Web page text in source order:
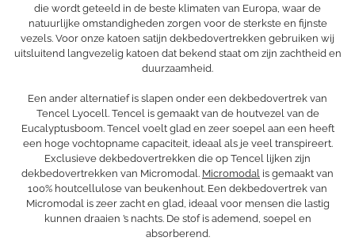
die wordt geteeld in de beste klimaten van Europa, waar de
natuurlijke omstandigheden zorgen voor de sterkste en fijnste
vezels. Voor onze katoen satijn dekbedovertrekken gebruiken wij
uitsluitend langvezelig katoen dat bekend staat om zijn zachtheid en
duurzaamheid.
Een ander alternatief is slapen onder een dekbedovertrek van
Tencel Lyocell. Tencel is gemaakt van de houtvezel van de
Eucalyptusboom. Tencel voelt glad en zeer soepel aan een heeft
een hoge vochtopname capaciteit, ideaal als je veel transpireert.
Exclusieve dekbedovertrekken die op Tencel lijken zijn
dekbedovertrekken van Micromodal. Micromodal is gemaakt van
100% houtcellulose van beukenhout. Een dekbedovertrek van
Micromodal is zeer zacht en glad, ideaal voor mensen die lastig
kunnen draaien ’s nachts. De stof is ademend, soepel en
absorberend.